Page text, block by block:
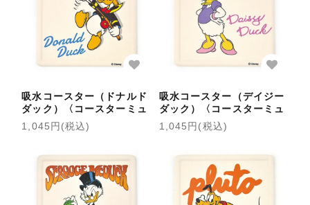
吸水コースター（ドナルド
ダック）〈コースターミュ
ージアム〉
1,045円(税込)
吸水コースター（デイジー
ダック）〈コースターミュ
ージアム〉
1,045円(税込)